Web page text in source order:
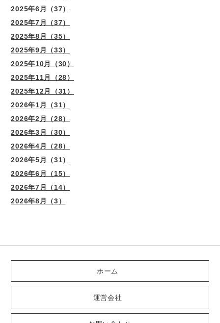
2025年6月（37）
2025年7月（37）
2025年8月（35）
2025年9月（33）
2025年10月（30）
2025年11月（28）
2025年12月（31）
2026年1月（31）
2026年2月（28）
2026年3月（30）
2026年4月（28）
2026年5月（31）
2026年6月（15）
2026年7月（14）
2026年8月（3）
ホーム
運営会社